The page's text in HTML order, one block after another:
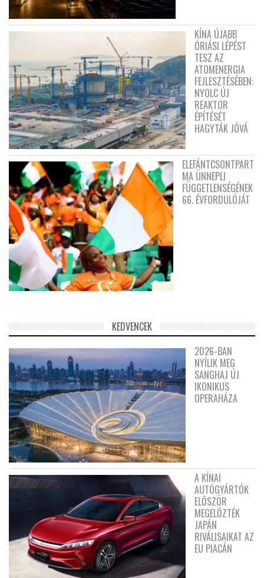
KÍNA ÚJABB
ÓRIÁSI LÉPÉST
TESZ AZ
ATOMENERGIA
FEJLESZTÉSÉBEN:
NYOLC ÚJ
REAKTOR
ÉPÍTÉSÉT
HAGYTÁK JÓVÁ
ELEFÁNTCSONTPART
MA ÜNNEPLI
FÜGGETLENSÉGÉNEK
66. ÉVFORDULÓJÁT
KEDVENCEK
2026-BAN
NYÍLIK MEG
SANGHAJ ÚJ
IKONIKUS
OPERAHÁZA
A KÍNAI
AUTÓGYÁRTÓK
ELŐSZÖR
MEGELŐZTÉK
JAPÁN
RIVÁLISAIKAT AZ
EU PIACÁN